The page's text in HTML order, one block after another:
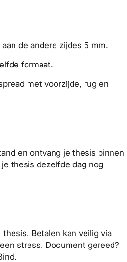
aan de andere zijdes 5 mm.
formaat.
met voorzijde, rug en
en ontvang je thesis binnen
thesis dezelfde dag nog
Betalen kan veilig via
stress. Document gereed?